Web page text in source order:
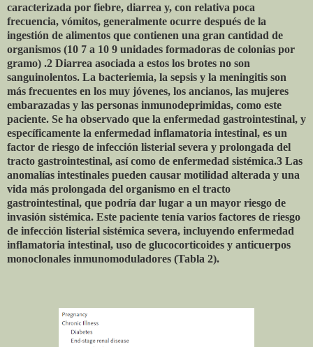
caracterizada por fiebre, diarrea y, con relativa poca
frecuencia, vómitos, generalmente ocurre después de la
ingestión de alimentos que contienen una gran cantidad de
organismos (10 7 a 10 9 unidades formadoras de colonias por
gramo) .2 Diarrea asociada a estos los brotes no son
sanguinolentos. La bacteriemia, la sepsis y la meningitis son
más frecuentes en los muy jóvenes, los ancianos, las mujeres
embarazadas y las personas inmunodeprimidas, como este
paciente. Se ha observado que la enfermedad gastrointestinal, y
específicamente la enfermedad inflamatoria intestinal, es un
factor de riesgo de infección listerial severa y prolongada del
tracto gastrointestinal, así como de enfermedad sistémica.3 Las
anomalías intestinales pueden causar motilidad alterada y una
vida más prolongada del organismo en el tracto
gastrointestinal, que podría dar lugar a un mayor riesgo de
invasión sistémica. Este paciente tenía varios factores de riesgo
de infección listerial sistémica severa, incluyendo enfermedad
inflamatoria intestinal, uso de glucocorticoides y anticuerpos
monoclonales inmunomoduladores (Tabla 2).